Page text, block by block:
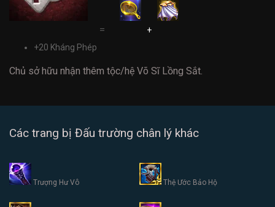
=
+
+20 Kháng Phép
Chủ sở hữu nhận thêm tộc/hệ Võ Sĩ Lồng Sắt.
Các trang bị Đấu trường chân lý khác
Trượng Hư Vô Thệ Ước Bảo Hộ